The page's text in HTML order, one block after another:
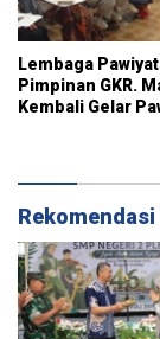
Lembaga
Pimpinan GKR.
Kembali Gelar